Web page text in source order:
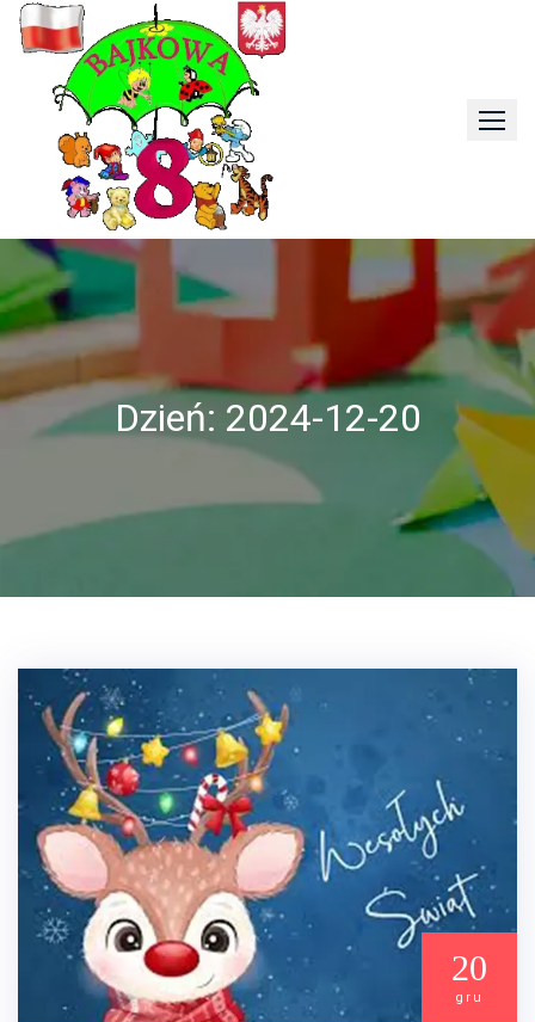
Skip
Dzień: 2024-12-20
20
gru